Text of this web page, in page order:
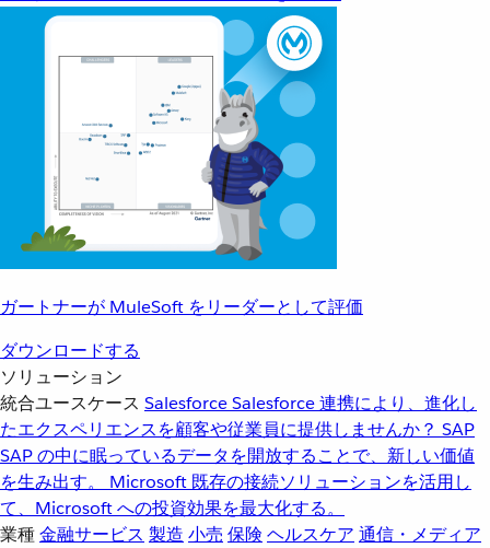
ガートナーが MuleSoft をリーダーとして評価
ダウンロードする
ソリューション
統合ユースケース SalesforceSalesforce 連携により、進化し
たエクスペリエンスを顧客や従業員に提供しませんか？ SAP
SAP の中に眠っているデータを開放することで、新しい価値
を生み出す。
Microsoft 既存の接続ソリューションを活用し
て、Microsoft への投資効果を最大化する。
業種金融サービス 製造 小売 保険 ヘルスケア 通信・メディア